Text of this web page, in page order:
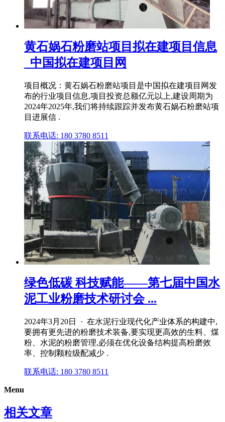
黄石娲石粉磨站项目拟在建项目信息
_中国拟在建项目网
项目概况：黄石娲石粉磨站项目是中国拟在建项目网发
布的行业项目信息,项目投资总额亿元以上,建设周期为
2024年2025年,我们将持续跟踪并发布黄石娲石粉磨站项
目进展信 .
联系电话: 180 3780 8511
绿色低碳 科技赋能——第七届中国水
泥工业粉磨技术研讨会 ...
2024年3月20日 · 在水泥行业现代化产业体系的构建中,
要拥有更先进的粉磨技术装备,要实现更高效的生料、煤
粉、水泥的粉磨管理,必须在优化设备结构提高粉磨效
率、控制颗粒级配减少 .
联系电话: 180 3780 8511
Menu
相关文章